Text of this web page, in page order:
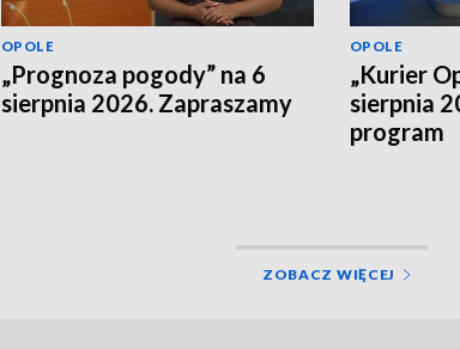
OPOLE
„Prognoza pogody” na 6
sierpnia 2026. Zapraszamy
OPOLE
„Kurier
sierpnia
program
ZOBACZ WIĘCEJ